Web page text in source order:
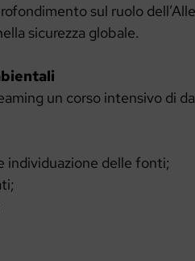
sul ruolo
sicurezza globale.
un corso intensivo di
individuazione delle fonti;